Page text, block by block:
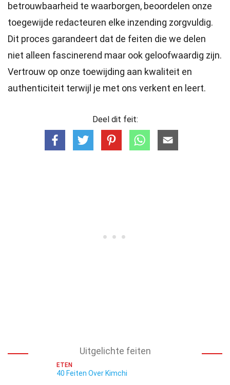
betrouwbaarheid te waarborgen, beoordelen onze
toegewijde redacteuren elke inzending zorgvuldig.
Dit proces garandeert dat de feiten die we delen
niet alleen fascinerend maar ook geloofwaardig zijn.
Vertrouw op onze toewijding aan kwaliteit en
authenticiteit terwijl je met ons verkent en leert.
Deel dit feit:
Uitgelichte feiten
ETEN
40 Feiten Over Kimchi